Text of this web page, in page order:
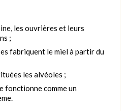
les ouvrières et leurs
;
fabriquent le miel à partir du
les alvéoles ;
fonctionne comme un